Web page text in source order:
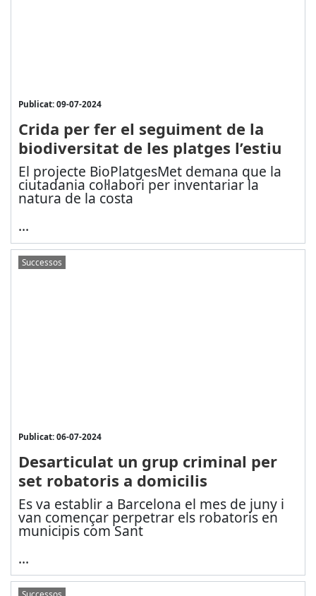
Publicat: 09-07-2024
Crida per fer el seguiment de la
biodiversitat de les platges l’estiu
El projecte BioPlatgesMet demana que la
ciutadania col·labori per inventariar la
natura de la costa
...
Successos
Publicat: 06-07-2024
Desarticulat un grup criminal per
set robatoris a domicilis
Es va establir a Barcelona el mes de juny i
van començar perpetrar els robatoris en
municipis com Sant
...